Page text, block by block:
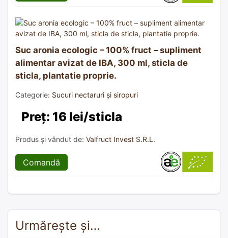
Suc aronia ecologic – 100% fruct – supliment
alimentar avizat de IBA, 300 ml, sticla de
sticla, plantatie proprie.
Categorie: Sucuri nectaruri și siropuri
Preț: 16 lei/sticla
Produs și vândut de: Valfruct Invest S.R.L.
Comandă
Urmărește și…